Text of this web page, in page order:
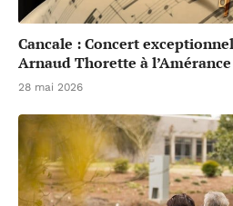
Cancale : Concert
Arnaud Thorette à l’Amérance
28 mai 2026